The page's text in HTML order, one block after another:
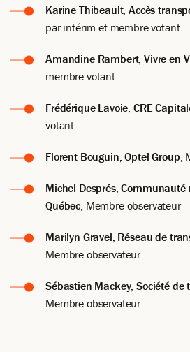
Karine Thibeault, Accès
par intérim et membre votant
Amandine Rambert, Vivre en
membre votant
Frédérique Lavoie, CRE
votant
Florent Bouguin, Optel Group,
Michel Després,
Québec, Membre observateur
Marilyn Gravel, Réseau de
Membre observateur
Sébastien Mackey, Société de
Membre observateur